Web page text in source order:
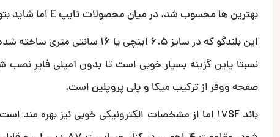
بهترین ها محسوب شد. در میان محصولات تایپ E اما شاید بتوان کامپوننت SPE-17SF را پدیده محصولات آلپاین دانست.
این بلندگو که در سایز 6.5
نسبتا پاین گزینه بسیار خوبی است تا بدون آمپلی فایر
صفحه ووفر از ترکیب میکا و پلی پروپلین است.